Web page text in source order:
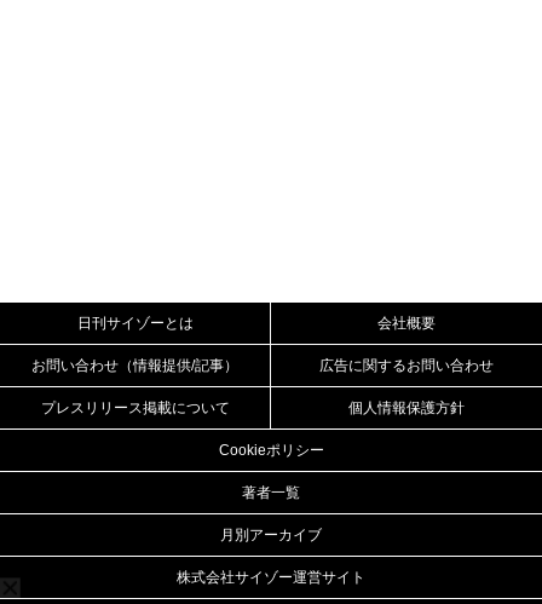
日刊サイゾーとは 会社概要
お問い合わせ（情報提供/記事） 広告に関するお問い合わせ
プレスリリース掲載について 個人情報保護方針
Cookieポリシー
著者一覧
月別アーカイブ
株式会社サイゾー運営サイト